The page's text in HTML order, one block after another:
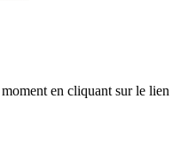
en cliquant sur le lien